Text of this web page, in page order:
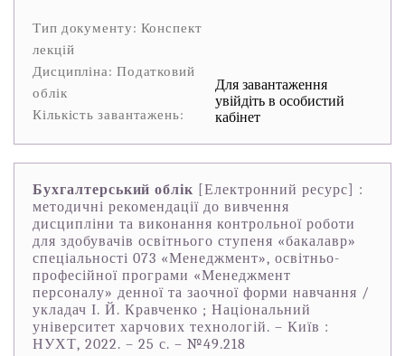
Тип документу: Конспект
лекцій
Дисципліна: Податковий
облік
Кількість завантажень:
Для завантаження
увійдіть в особистий
кабінет
Бухгалтерський облік [Електронний ресурс] :
методичні рекомендації до вивчення
дисципліни та виконання контрольної роботи
для здобувачів освітнього ступеня «бакалавр»
спеціальності 073 «Менеджмент», освітньо-
професійної програми «Менеджмент
персоналу» денної та заочної форми навчання /
укладач І. Й. Кравченко ; Національний
університет харчових технологій. – Київ :
НУХТ, 2022. – 25 с. – №49.218